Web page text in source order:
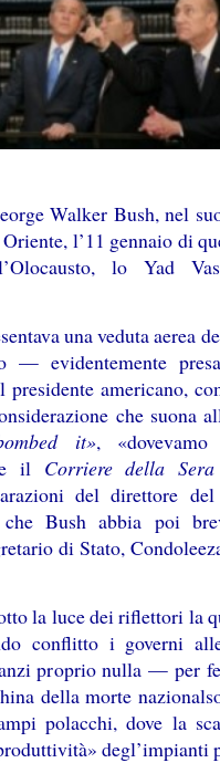
Walker Bush, nel
l’11 gennaio di
lo Yad
una veduta aerea
— evidentemente
americano,
che suona
it»,
il Corriere della Sera
del direttore del
Bush abbia poi
di Stato,
la luce dei riflettori la
conflitto i governi
proprio nulla — per
della morte
polacchi, dove la
degl’impianti